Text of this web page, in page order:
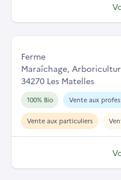
Ferme
Maraîchage,
34270 Les Matelles
100% Bio Vente aux
Vente aux particuliers